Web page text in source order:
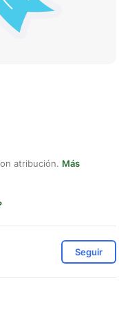
atribución. Más
Seguir